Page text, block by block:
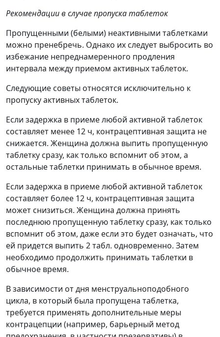
Рекомендации в случае пропуска таблеток
Пропущенными (белыми) неактивными таблетками
можно пренебречь. Однако их следует выбросить во
избежание непреднамеренного продления
интервала между приемом активных таблеток.
Следующие советы относятся исключительно к
пропуску активных таблеток.
Если задержка в приеме любой активной таблеток
составляет менее 12 ч, контрацептивная защита не
снижается. Женщина должна выпить пропущенную
таблетку сразу, как только вспомнит об этом, а
остальные таблетки принимать в обычное время.
Если задержка в приеме любой активной таблеток
составляет более 12 ч, контрацептивная защита
может снизиться. Женщина должна принять
последнюю пропущенную таблетку сразу, как только
вспомнит об этом, даже если это будет означать, что
ей придется выпить 2 табл. одновременно. Затем
необходимо продолжить принимать таблетки в
обычное время.
В зависимости от дня менструальноподобного
цикла, в который была пропущена таблетка,
требуется применять дополнительные меры
контрацепции (например, барьерный метод